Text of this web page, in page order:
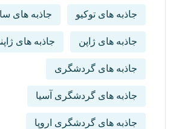
جاذبه های توکیو جاذبه های
جاذبه های ژاپن جاذبه های ژاپنی
جاذبه های گردشگری
جاذبه های گردشگری آسیا
جاذبه های گردشگری اروپا